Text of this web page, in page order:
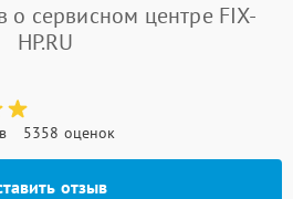
о сервисном центре FIX-
HP.RU
5358 оценок
отзыв